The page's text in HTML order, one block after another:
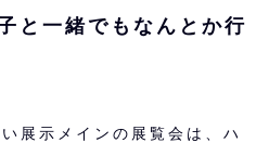
と一緒でもなんとか行
展示メインの展覧会は、ハ